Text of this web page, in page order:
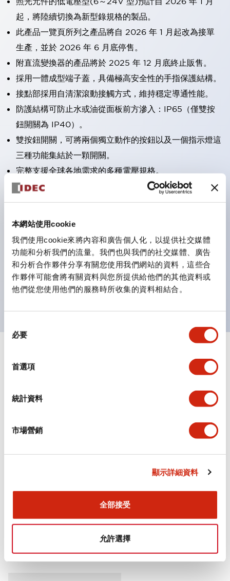
本網站使用cookie
我們使用cookie來將內容和廣告個人化，以提供社交媒體
功能和分析我們的流量。我們也與我們的社交媒體、廣告
和分析合作夥伴分享有關您使用我們網站的資料，這些合
作夥伴可能會將有關資料與您所提供給他們的其他資料或
他們從您使用他們的服務時所收集的資料相結合。
必要
首選項
統計資料
市場營銷
顯示詳細資料
全部接受
允許選擇
起，將陸續切換為新型錄規格的製品。
此產品一覽頁所列之產品將自 2026 年 1 月起改為接單
生產，並於 2026 年 6 月底停售。
附直流變換器的產品將於 2025 年 12 月底終止販售。
採用一體成型端子蓋，具備極高安全性的手指保護結構。
接點部採用自清潔滾動接觸方式，維持穩定導通性能。
防護結構可防止水或油從面板前方滲入：IP65（僅雙按
鈕開關為 IP40）。
雙按鈕開關，可將兩個獨立動作的按鈕以及一個指示燈這
三種功能集結於一顆開關。
完整支援全球各地需求的多種電壓規格。
一顆 LED 燈泡即可呈現六種顏色（LSRD 燈泡）。以往
需分色管理的 LED 燈泡，如今可用單一顆燈泡呈現多種
可清楚辨識正方平頭形指示燈的亮燈/熄燈狀態，以及點
燈時的顏色識別。
符合 ISO 3864-4 安全色規範：在危險或緊急狀況下，
顏色表現更明確鮮明，便於更多人識別。
顯示全部+
環境規範
安裝和安裝規範
文件和檔案